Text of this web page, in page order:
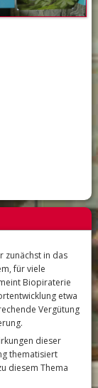
zunächst in das
für viele
Biopiraterie
etwa
Vergütung
dieser
thematisiert
diesem Thema